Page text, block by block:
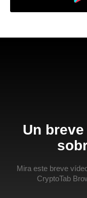
Un
Mira este breve
CryptoTab